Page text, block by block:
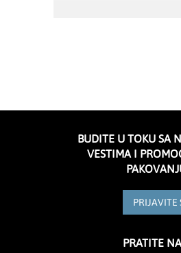
BUDITE U TOKU SA
VESTIMA I
PRIJAVITE
PRATITE